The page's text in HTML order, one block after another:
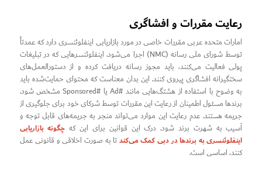
رعایت مقررات و افشاگری
امارات متحده عربی مقررات خاصی در مورد بازاریابی اینفلوئنسری دارد که عمدتاً
توسط شورای ملی رسانه (NMC) اجرا می‌شود. اینفلوئنسرهایی که در تبلیغات
پولی فعالیت می‌کنند، باید مجوز رسانه دریافت کرده و از دستورالعمل‌های
سختگیرانه افشاگری پیروی کنند. این بدان معناست که محتوای حمایت‌شده باید
به وضوح با استفاده از هشتگ‌هایی مانند #Ad یا #Sponsored مشخص شود.
برندها مسئول اطمینان از رعایت این مقررات توسط شرکای خود برای جلوگیری از
جریمه هستند. عدم رعایت این موارد می‌تواند منجر به جریمه‌های قابل توجه و
آسیب به شهرت برند شود. درک این قوانین برای این که چگونه بازاریابی
اینفلوئنسری به برندها در دبی کمک می‌کندتا به صورت اخلاقی و قانونی عمل
کنند، اساسی است.